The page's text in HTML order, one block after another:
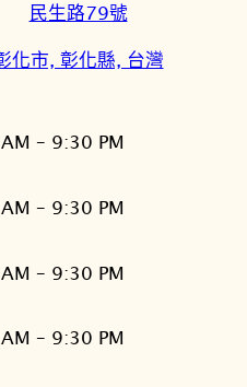
民生路79號
化市, 彰化縣, 台灣
– 9:30 PM
– 9:30 PM
– 9:30 PM
– 9:30 PM